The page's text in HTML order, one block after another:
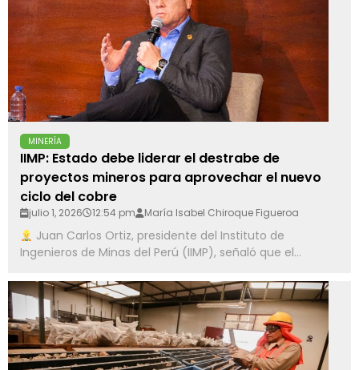
MINERÍA
IIMP: Estado debe liderar el destrabe de
proyectos mineros para aprovechar el nuevo
ciclo del cobre
julio 1, 2026 12:54 pm María Isabel Chiroque Figueroa
Juan Carlos Ortiz, presidente del Instituto de
Ingenieros de Minas del Perú (IIMP), señaló que el...